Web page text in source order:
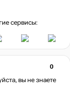
сервисы:
0
вы не знаете